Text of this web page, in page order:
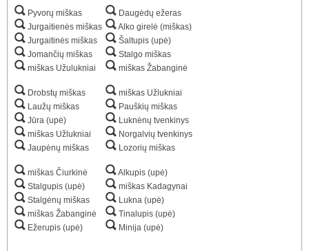
Pyvorų miškas
Jurgaitienės miškas
Jurgaitinės miškas
Jomančių miškas
miškas Užulukniai
Drobstų miškas
Laužų miškas
Jūra (upė)
miškas Užlukniai
Jaupėnų miškas
miškas Čiurkinė
Stalgupis (upė)
Stalgėnų miškas
miškas Žabanginė
Ežerupis (upė)
Daugėdų ežeras
Alko girelė (miškas)
Šaltupis (upė)
Stalgo miškas
miškas Žabanginė
miškas Užlukniai
Pauškių miškas
Luknėnų tvenkinys
Norgalvių tvenkinys
Lozorių miškas
Alkupis (upė)
miškas Kadagynai
Lukna (upė)
Tinalupis (upė)
Minija (upė)